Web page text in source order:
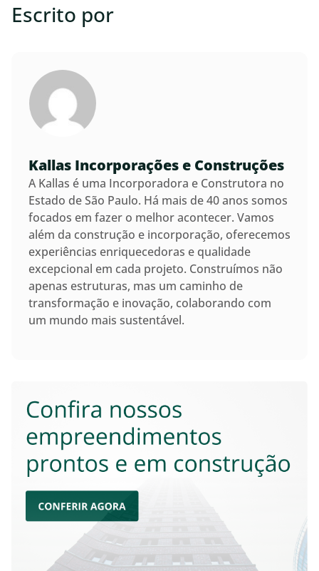
Escrito por
Kallas Incorporações e Construções
A Kallas é uma Incorporadora e Construtora no
Estado de São Paulo. Há mais de 40 anos somos
focados em fazer o melhor acontecer. Vamos
além da construção e incorporação, oferecemos
experiências enriquecedoras e qualidade
excepcional em cada projeto. Construímos não
apenas estruturas, mas um caminho de
transformação e inovação, colaborando com
um mundo mais sustentável.